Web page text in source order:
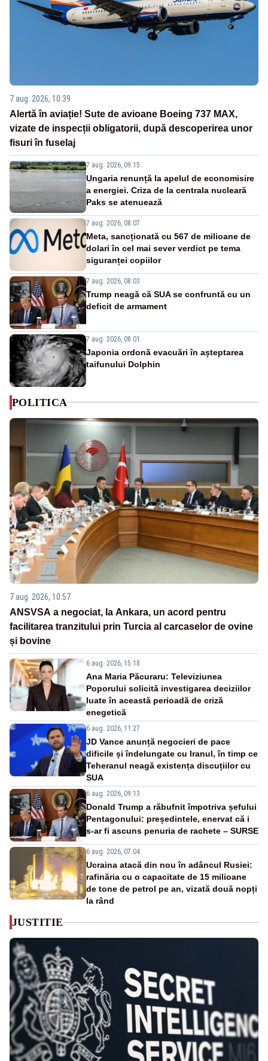
7 aug. 2026, 10:39
Alertă în aviație! Sute de avioane Boeing 737 MAX,
vizate de inspecții obligatorii, după descoperirea unor
fisuri în fuselaj
7 aug. 2026, 09:15
Ungaria renunță la apelul de economisire
a energiei. Criza de la centrala nucleară
Paks se atenuează
7 aug. 2026, 08:07
Meta, sancționată cu 567 de milioane de
dolari în cel mai sever verdict pe tema
siguranței copiilor
7 aug. 2026, 08:03
Trump neagă că SUA se confruntă cu un
deficit de armament
7 aug. 2026, 08:01
Japonia ordonă evacuări în așteptarea
taifunului Dolphin
POLITICA
7 aug. 2026, 10:57
ANSVSA a negociat, la Ankara, un acord pentru
facilitarea tranzitului prin Turcia al carcaselor de ovine
și bovine
6 aug. 2026, 15:18
Ana Maria Păcuraru: Televiziunea
Poporului solicită investigarea deciziilor
luate în această perioadă de criză
enegetică
6 aug. 2026, 11:27
JD Vance anunță negocieri de pace
dificile și îndelungate cu Iranul, în timp ce
Teheranul neagă existența discuțiilor cu
SUA
6 aug. 2026, 09:13
Donald Trump a răbufnit împotriva șefului
Pentagonului: președintele, enervat că i
s-ar fi ascuns penuria de rachete – SURSE
6 aug. 2026, 07:04
Ucraina atacă din nou în adâncul Rusiei:
rafinăria cu o capacitate de 15 milioane
de tone de petrol pe an, vizată două nopți
la rând
JUSTITIE